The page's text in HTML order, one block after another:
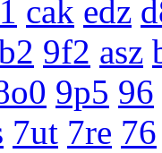
cak edz
9f2 asz
9p5 96
7ut 7re 76